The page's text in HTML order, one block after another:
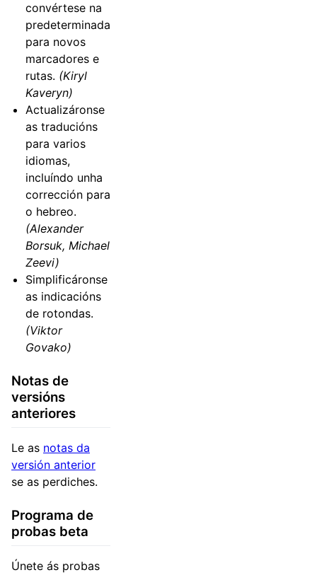
convértese na
predeterminada
para novos
marcadores e
rutas. (Kiryl
Kaveryn)
Actualizáronse
as traducións
para varios
idiomas,
incluíndo unha
corrección para
o hebreo.
(Alexander
Borsuk, Michael
Zeevi)
Simplificáronse
as indicacións
de rotondas.
(Viktor
Govako)
Notas de
versións
anteriores
Le as notas da
versión anterior
se as perdiches.
Programa de
probas beta
Únete ás probas